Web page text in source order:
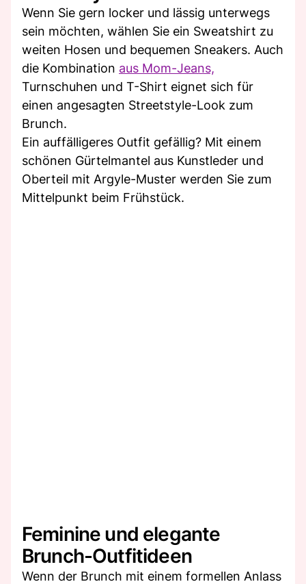
Wenn Sie gern locker und lässig unterwegs
sein möchten, wählen Sie ein Sweatshirt zu
weiten Hosen und bequemen Sneakers. Auch
die Kombination aus Mom-Jeans,
Turnschuhen und T-Shirt eignet sich für
einen angesagten Streetstyle-Look zum
Brunch.
Ein auffälligeres Outfit gefällig? Mit einem
schönen Gürtelmantel aus Kunstleder und
Oberteil mit Argyle-Muster werden Sie zum
Mittelpunkt beim Frühstück.
Feminine und elegante
Brunch-Outfitideen
Wenn der Brunch mit einem formellen Anlass